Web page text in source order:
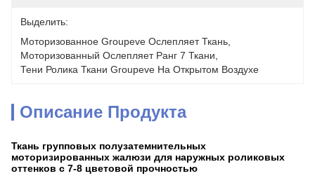
Выделить:
Моторизованное Groupeve Ослепляет Ткань
Моторизованный Ослепляет Ранг 7 Ткани
Тени Ролика Ткани Groupeve На Открытом Воздухе
Описание Продукта
Ткань групповых полузатемнительных
моторизированных жалюзи для наружных роликовых
оттенков с 7-8 цветовой прочностью